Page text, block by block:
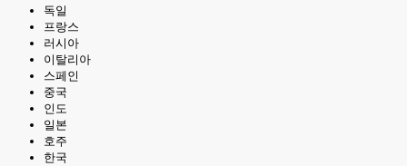
독일
프랑스
러시아
이탈리아
스페인
중국
인도
일본
호주
한국